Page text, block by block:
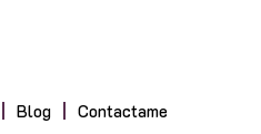
Blog Contactame